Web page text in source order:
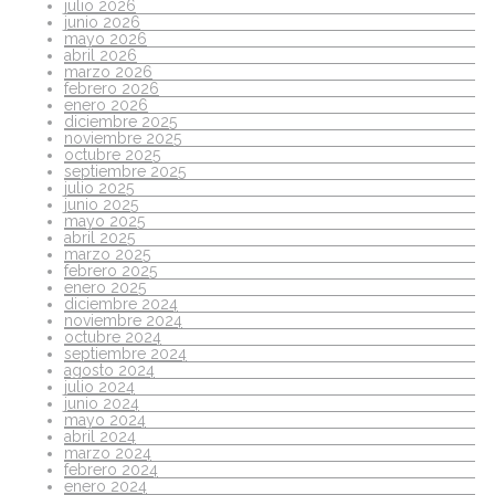
julio 2026
junio 2026
mayo 2026
abril 2026
marzo 2026
febrero 2026
enero 2026
diciembre 2025
noviembre 2025
octubre 2025
septiembre 2025
julio 2025
junio 2025
mayo 2025
abril 2025
marzo 2025
febrero 2025
enero 2025
diciembre 2024
noviembre 2024
octubre 2024
septiembre 2024
agosto 2024
julio 2024
junio 2024
mayo 2024
abril 2024
marzo 2024
febrero 2024
enero 2024